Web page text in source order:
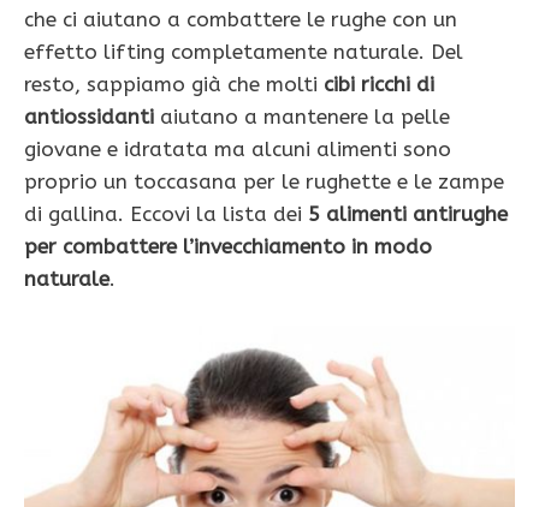
che ci aiutano a combattere le rughe con un
effetto lifting completamente naturale. Del
resto, sappiamo già che molti cibi ricchi di
antiossidanti aiutano a mantenere la pelle
giovane e idratata ma alcuni alimenti sono
proprio un toccasana per le rughette e le zampe
di gallina. Eccovi la lista dei 5 alimenti antirughe
per combattere l’invecchiamento in modo
naturale.